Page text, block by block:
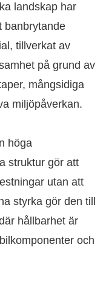
landskap har
banbrytande
tillverkat av
på grund av
mångsidiga
miljöpåverkan.
höga
struktur gör att
utan att
styrka gör den till
hållbarhet är
och